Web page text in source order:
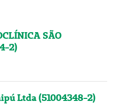
SÃO
2)
Ltda (51004348-2)